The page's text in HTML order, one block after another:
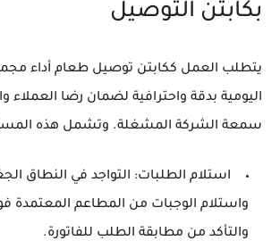
بكابتن التوصيل
يتطلب العمل ككابتن توصيل طعام أداء
اليومية بدقة واحترافية لضمان رضا العملاء
سمعة الشركة المشغلة. وتشمل هذه
استلام الطلبات: التواجد في النطاق
واستلام الوجبات من المطاعم المعتمدة
والتأكد من مطابقة الطلب للفاتورة.